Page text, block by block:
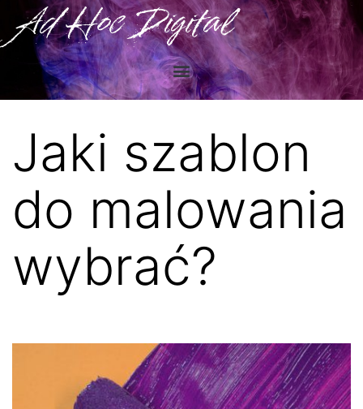
Ad Hoc Digital
Jaki szablon
do malowania
wybrać?